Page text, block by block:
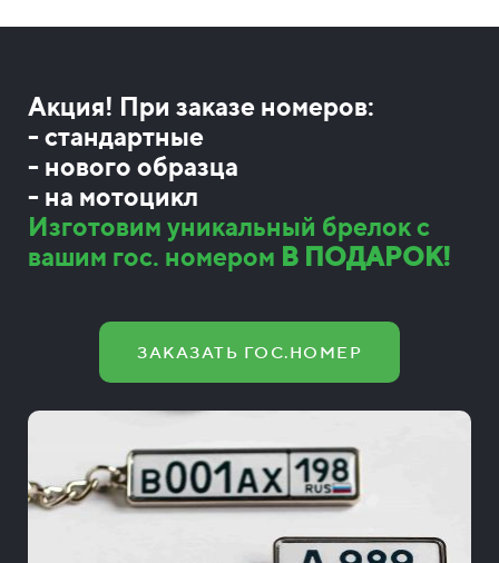
Акция! При заказе номеров:
- стандартные
- нового образца
- на мотоцикл
Изготовим уникальный брелок с
вашим гос. номером В ПОДАРОК!
ЗАКАЗАТЬ ГОС.НОМЕР